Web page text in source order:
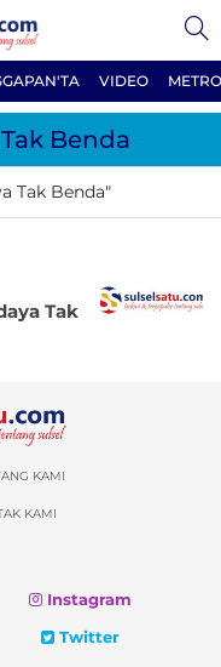
VIDEO
Benda
Tak Benda"
Tak
KAMI
KAMI
Instagram
Twitter